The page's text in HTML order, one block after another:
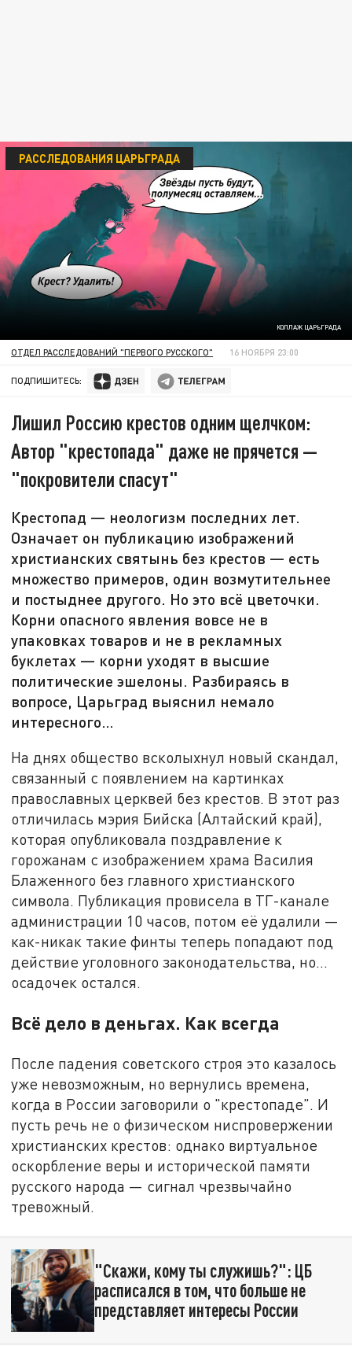
КОЛЛАЖ ЦАРЬГРАДА
РАССЛЕДОВАНИЯ ЦАРЬГРАДА
ОТДЕЛ РАССЛЕДОВАНИЙ "ПЕРВОГО РУССКОГО" 16 НОЯБРЯ 23:00
ПОДПИШИТЕСЬ:
Лишил Россию крестов одним щелчком:
Автор "крестопада" даже не прячется —
"покровители спасут"
Крестопад — неологизм последних лет.
Означает он публикацию изображений
христианских святынь без крестов — есть
множество примеров, один возмутительнее
и постыднее другого. Но это всё цветочки.
Корни опасного явления вовсе не в
упаковках товаров и не в рекламных
буклетах — корни уходят в высшие
политические эшелоны. Разбираясь в
вопросе, Царьград выяснил немало
интересного…
На днях общество всколыхнул новый скандал,
связанный с появлением на картинках
православных церквей без крестов. В этот раз
отличилась мэрия Бийска (Алтайский край),
которая опубликовала поздравление к
горожанам с изображением храма Василия
Блаженного без главного христианского
символа. Публикация провисела в ТГ-канале
администрации 10 часов, потом её удалили —
как-никак такие финты теперь попадают под
действие уголовного законодательства, но...
осадочек остался.
Всё дело в деньгах. Как всегда
После падения советского строя это казалось
уже невозможным, но вернулись времена,
когда в России заговорили о "крестопаде". И
пусть речь не о физическом ниспровержении
христианских крестов: однако виртуальное
оскорбление веры и исторической памяти
русского народа — сигнал чрезвычайно
тревожный.
"Скажи, кому ты служишь?": ЦБ
расписался в том, что больше не
представляет интересы России